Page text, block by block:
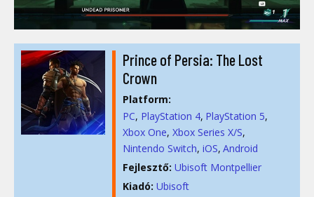
Prince of Persia: The Lost
Crown
Platform:
PC PlayStation 4 PlayStation 5
Xbox One Xbox Series X/S
Nintendo Switch iOS Android
Fejlesztő: Ubisoft Montpellier
Kiadó: Ubisoft